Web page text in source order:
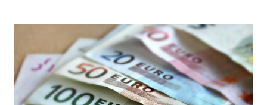
Deine Spende für Volt!
Mache bei uns mit!
Pressemitteilungen